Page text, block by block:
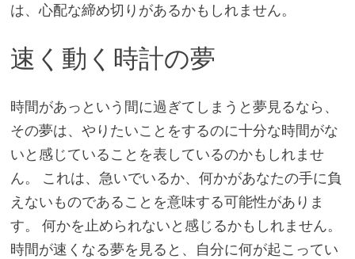
は、心配な締め切りがあるかもしれません。
速く動く時計の夢
時間があっという間に過ぎてしまうと夢見るなら、
その夢は、やりたいことをするのに十分な時間がな
いと感じていることを表しているのかもしれませ
ん。 これは、急いでいるか、何かがあなたの手に負
えないものであることを意味する可能性がありま
す。 何かを止められないと感じるかもしれません。
時間が速くなる夢を見ると、自分に何が起こってい